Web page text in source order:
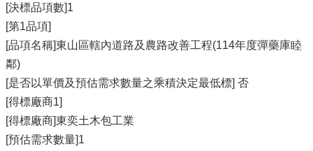
[決標品項數]1
[第1品項]
[品項名稱]東山區轄內道路及農路改善工程(114年度彈藥庫睦
鄰)
[是否以單價及預估需求數量之乘積決定最低標] 否
[得標廠商1]
[得標廠商]東奕土木包工業
[預估需求數量]1